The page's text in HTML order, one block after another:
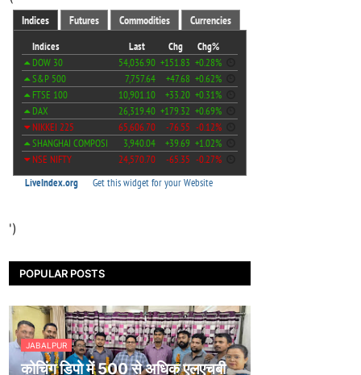
')
POPULAR POSTS
JABALPUR
कोचिंग डिपो में 500 से अधिक एलएचबी